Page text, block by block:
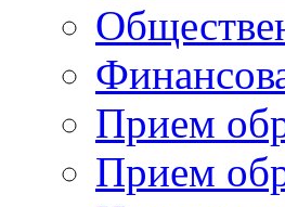
Прием
Прием